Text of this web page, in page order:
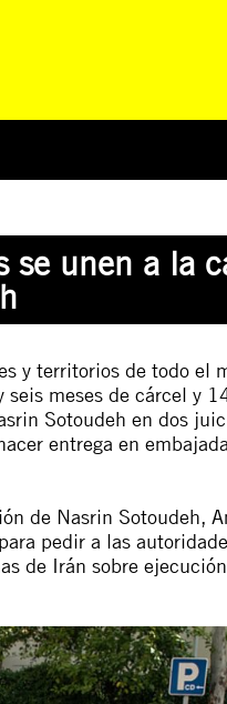
se unen a la
y territorios de todo el
meses de cárcel y
Sotoudeh en dos
entrega en
de Nasrin Sotoudeh,
pedir a las
de Irán sobre